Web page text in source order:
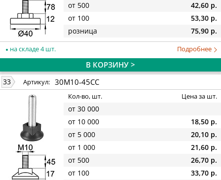
от 500
42,60 р.
от 100
53,30 р.
розница
75,90 р.
на складе 4 шт. Подробнее
В КОРЗИНУ >
33 Артикул: 30М10-45СС
Кол-во, шт. Цена за шт.
от 30 000
от 10 000
18,50 р.
от 5 000
20,10 р.
от 1 000
21,60 р.
от 500
26,70 р.
от 100
33,70 р.